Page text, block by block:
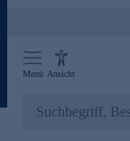
Menü Ansicht